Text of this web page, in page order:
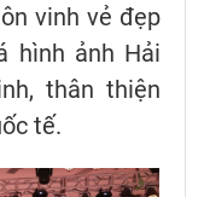
vinh vẻ đẹp
hình ảnh Hải
thân thiện
tế.